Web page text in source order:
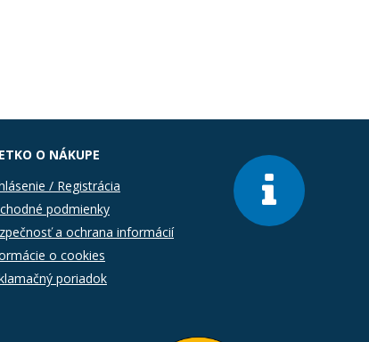
O NÁKUPE
/ Registrácia
podmienky
a ochrana informácií
o cookies
poriadok